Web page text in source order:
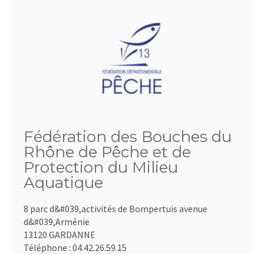
Fédération des Bouches du
Rhône de Pêche et de
Protection du Milieu
Aquatique
8 parc d&#039,activités de Bompertuis avenue
d&#039,Arménie
13120 GARDANNE
Téléphone : 04.42.26.59.15